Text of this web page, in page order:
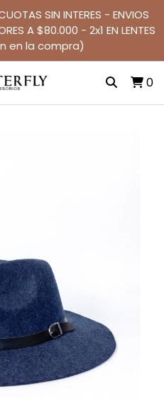
SIN INTERES - ENVIOS
A $80.000 - 2x1 EN LENTES
en la compra)
0